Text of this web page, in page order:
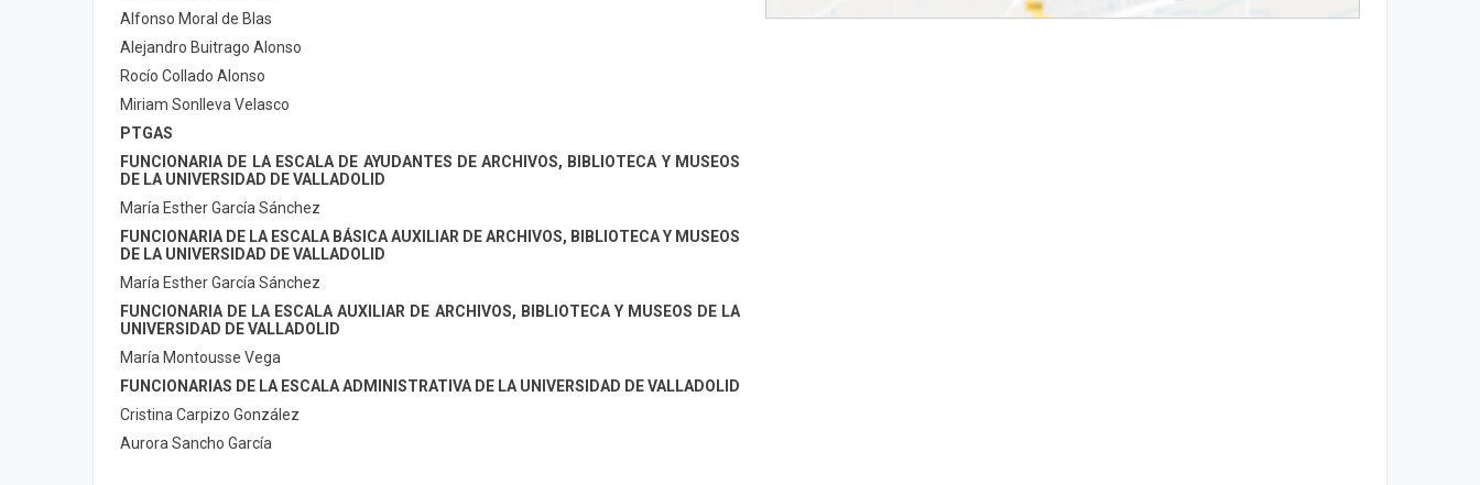
Alfonso Moral de Blas
Alejandro Buitrago Alonso
Rocío Collado Alonso
Miriam Sonlleva Velasco
PTGAS
FUNCIONARIA DE LA ESCALA DE AYUDANTES DE ARCHIVOS, BIBLIOTECA Y MUSEOS
DE LA UNIVERSIDAD DE VALLADOLID
María Esther García Sánchez
FUNCIONARIA DE LA ESCALA BÁSICA AUXILIAR DE ARCHIVOS, BIBLIOTECA Y MUSEOS
DE LA UNIVERSIDAD DE VALLADOLID
María Esther García Sánchez
FUNCIONARIA DE LA ESCALA AUXILIAR DE ARCHIVOS, BIBLIOTECA Y MUSEOS DE LA
UNIVERSIDAD DE VALLADOLID
María Montousse Vega
FUNCIONARIAS DE LA ESCALA ADMINISTRATIVA DE LA UNIVERSIDAD DE VALLADOLID
Cristina Carpizo González
Aurora Sancho García